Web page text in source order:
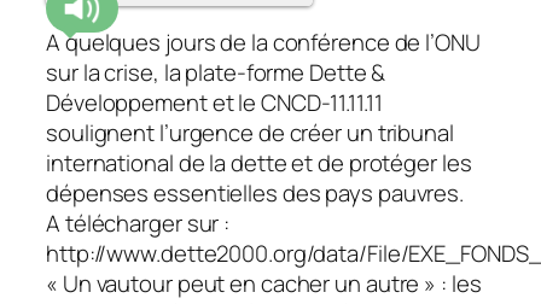
A quelques jours de la conférence de l’ONU
sur la crise, la plate-forme Dette &
Développement et le CNCD-11.11.11
soulignent l’urgence de créer un tribunal
international de la dette et de protéger les
dépenses essentielles des pays pauvres.
A télécharger sur :
http://www.dette2000.org/data/File/
« Un vautour peut en cacher un autre » : les